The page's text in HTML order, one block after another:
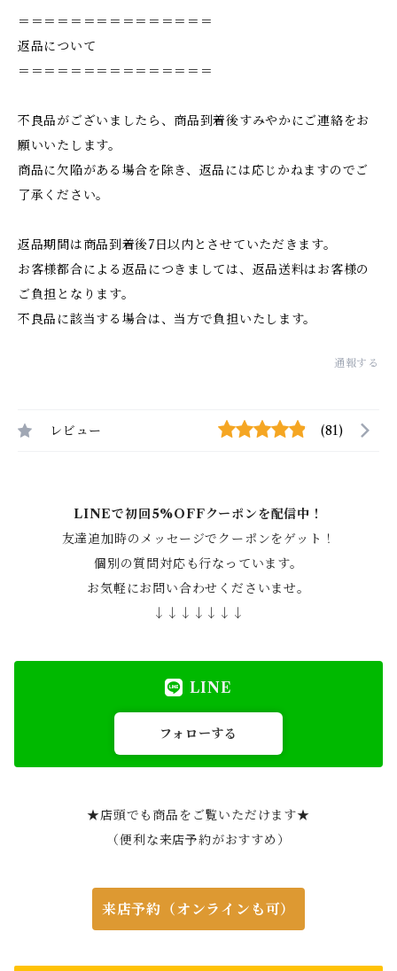
＝＝＝＝＝＝＝＝＝＝＝＝＝＝＝
返品について
＝＝＝＝＝＝＝＝＝＝＝＝＝＝＝
不良品がございましたら、商品到着後すみやかにご連絡をお
願いいたします。
商品に欠陥がある場合を除き、返品には応じかねますのでご
了承ください。
返品期間は商品到着後7日以内とさせていただきます。
お客様都合による返品につきましては、返品送料はお客様の
ご負担となります。
不良品に該当する場合は、当方で負担いたします。
通報する
レビュー (81)
LINEで初回5%OFFクーポンを配信中！
友達追加時のメッセージでクーポンをゲット！
個別の質問対応も行なっています。
お気軽にお問い合わせくださいませ。
↓↓↓↓↓↓↓
LINE
フォローする
★店頭でも商品をご覧いただけます★
（便利な来店予約がおすすめ）
来店予約（オンラインも可）